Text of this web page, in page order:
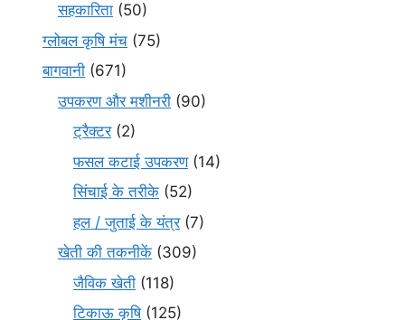
सहकारिता (50)
ग्लोबल कृषि मंच (75)
बागवानी (671)
उपकरण और मशीनरी (90)
ट्रैक्टर(2)
फसल कटाई उपकरण(14)
सिंचाई के तरीके (52)
हल / जुताई के यंत्र(7)
खेती की तकनीकें (309)
जैविक खेती (118)
टिकाऊ कृषि(125)